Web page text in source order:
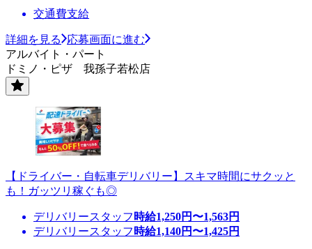
交通費支給
詳細を見る
応募画面に進む
アルバイト・パート
ドミノ・ピザ 我孫子若松店
【ドライバー・自転車デリバリー】スキマ時間にサクッと
も！ガッツリ稼ぐも◎
デリバリースタッフ 時給1,250円〜1,563円
デリバリースタッフ 時給1,140円〜1,425円